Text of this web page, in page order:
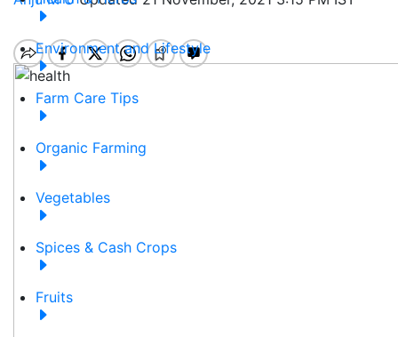
Environment and Lifestyle
Farm Care Tips
Organic Farming
Vegetables
Spices & Cash Crops
Fruits